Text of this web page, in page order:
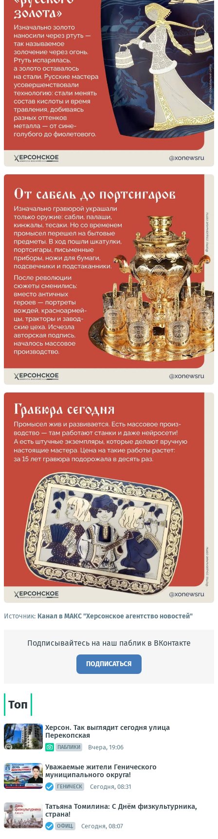
Источник: Канал в МАКС "Херсонское агентство новостей"
Подписывайтесь на наш паблик в ВКонтакте
ПОДПИСАТЬСЯ
Топ
Херсон. Так выглядит сегодня улица
Перекопская
ПАБЛИКИ Вчера, 19:06
Уважаемые жители Генического
муниципального округа!
ГЕНИЧЕСК Сегодня, 08:31
Татьяна Томилина: С Днём физкультурника,
страна!
ОФИЦ. Сегодня, 08:07